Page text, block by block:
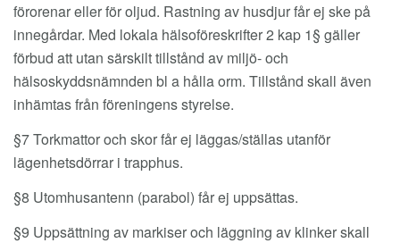
förorenar eller för oljud. Rastning av husdjur får ej ske på
innegårdar. Med lokala hälsoföreskrifter 2 kap 1§ gäller
förbud att utan särskilt tillstånd av miljö- och
hälsoskyddsnämnden bl a hålla orm. Tillstånd skall även
inhämtas från föreningens styrelse.
§7 Torkmattor och skor får ej läggas/ställas utanför
lägenhetsdörrar i trapphus.
§8 Utomhusantenn (parabol) får ej uppsättas.
§9 Uppsättning av markiser och läggning av klinker skall